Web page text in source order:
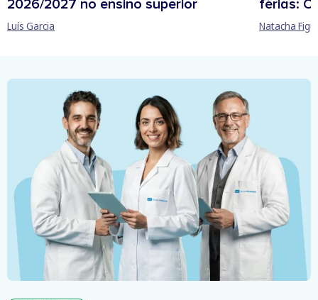
2026/2027 no ensino superior
Luís Garcia
férias:
Natacha